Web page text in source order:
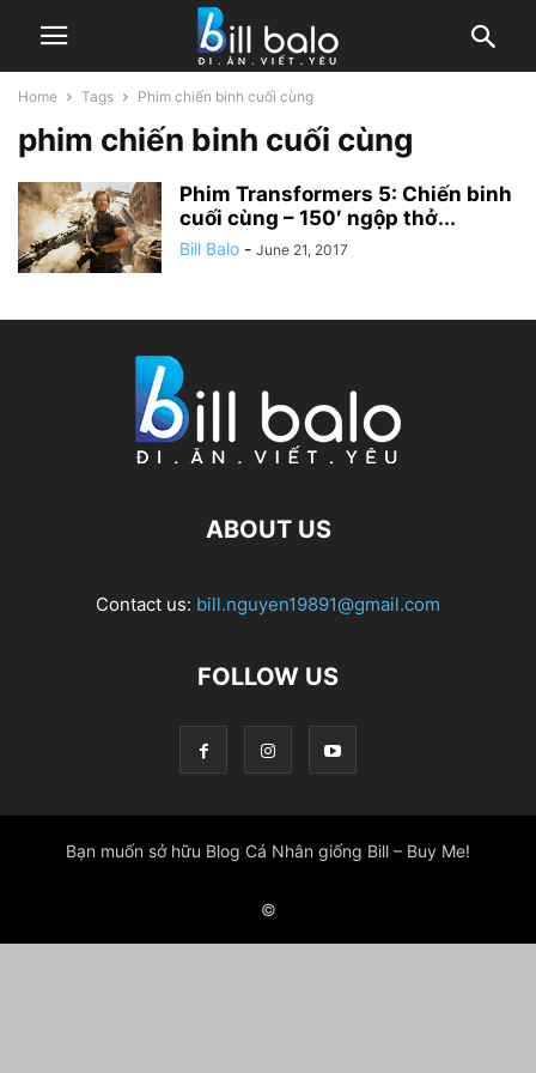
Home Tags Phim chiến binh cuối cùng
phim chiến binh cuối cùng
Phim Transformers 5: Chiến binh
cuối cùng – 150′ ngộp thở...
Bill Balo - June 21, 2017
ABOUT US
Contact us: bill.nguyen19891@gmail.com
FOLLOW US
Bạn muốn sở hữu Blog Cá Nhân giống Bill – Buy Me!
©